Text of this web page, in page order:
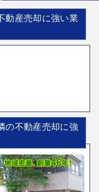
動産売却に強い業
の不動産売却に強